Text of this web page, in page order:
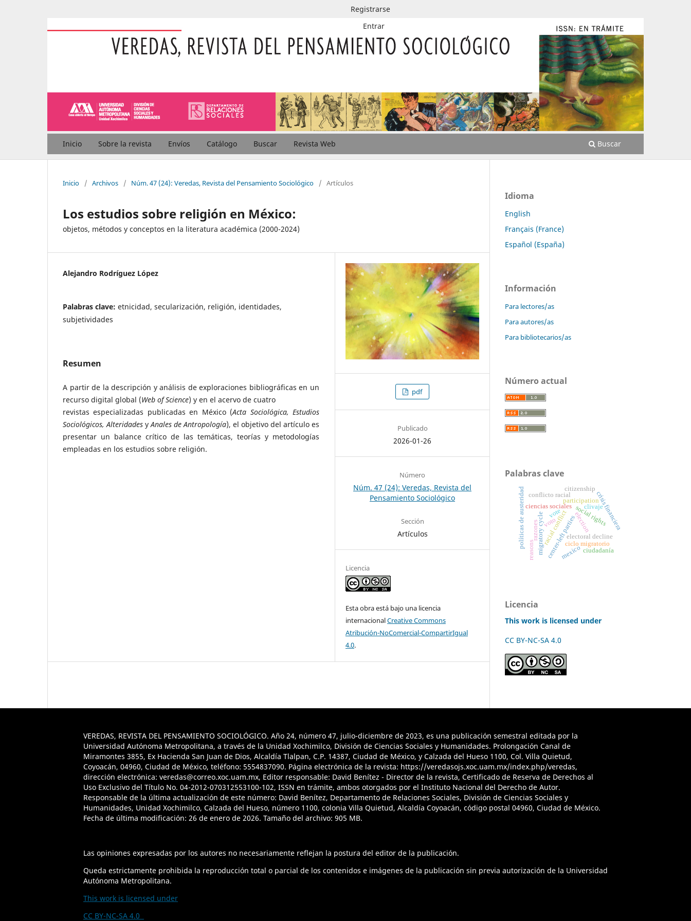
Inicio Sobre la revista Envíos Catálogo Buscar Revista Web Buscar
Registrarse
Entrar
Inicio / Archivos / Núm. 47 (24): Veredas, Revista del Pensamiento Sociológico / Artículos
Los estudios sobre religión en México:
objetos, métodos y conceptos en la literatura académica (2000-2024)
Alejandro Rodríguez López
Palabras clave: etnicidad, secularización, religión, identidades,
subjetividades
Resumen
A partir de la descripción y análisis de exploraciones bibliográficas en un
recurso digital global (Web of Science) y en el acervo de cuatro
revistas especializadas publicadas en México (Acta Sociológica, Estudios
Sociológicos, Alteridades yAnales de Antropología), el objetivo del artículo es
presentar un balance crítico de las temáticas, teorías y metodologías
empleadas en los estudios sobre religión.
pdf
Publicado
2026-01-26
Número
Núm. 47 (24): Veredas, Revista del
Pensamiento Sociológico
Sección
Artículos
Licencia
Esta obra está bajo una licencia
internacionalCreative Commons
Atribución-NoComercial-CompartirIgual
4.0.
Idioma
English
Français (France)
Español (España)
Información
Para lectores/as
Para autores/as
Para bibliotecarios/as
Número actual
Palabras clave
ciencias sociales
participation
center-left partieselectoral decline
crisis financiera
políticas de austeridad racial conflict
migratory cycle
conflicto racial
ciclo migratorio
social rights
citizenship
election
razones voto
reasons
vote
mexico ciudadanía
clivaje
Licencia
This work is licensed under
CC BY-NC-SA 4.0
VEREDAS, REVISTA DEL PENSAMIENTO SOCIOLÓGICO. Año 24, número 47, julio-diciembre de 2023, es una publicación semestral editada por la
Universidad Autónoma Metropolitana, a través de la Unidad Xochimilco, División de Ciencias Sociales y Humanidades. Prolongación Canal de
Miramontes 3855, Ex Hacienda San Juan de Dios, Alcaldía Tlalpan, C.P. 14387, Ciudad de México, y Calzada del Hueso 1100, Col. Villa Quietud,
Coyoacán, 04960, Ciudad de México, teléfono: 5554837090. Página electrónica de la revista: https://veredasojs.xoc.uam.mx/index.php/veredas,
dirección electrónica: veredas@correo.xoc.uam.mx, Editor responsable: David Benítez - Director de la revista, Certificado de Reserva de Derechos al
Uso Exclusivo del Título No. 04-2012-070312553100-102, ISSN en trámite, ambos otorgados por el Instituto Nacional del Derecho de Autor.
Responsable de la última actualización de este número: David Benítez, Departamento de Relaciones Sociales, División de Ciencias Sociales y
Humanidades, Unidad Xochimilco, Calzada del Hueso, número 1100, colonia Villa Quietud, Alcaldía Coyoacán, código postal 04960, Ciudad de México.
Fecha de última modificación: 26 de enero de 2026. Tamaño del archivo: 905 MB.
Las opiniones expresadas por los autores no necesariamente reflejan la postura del editor de la publicación.
Queda estrictamente prohibida la reproducción total o parcial de los contenidos e imágenes de la publicación sin previa autorización de la Universidad
Autónoma Metropolitana.
This work is licensed under
CC BY-NC-SA 4.0